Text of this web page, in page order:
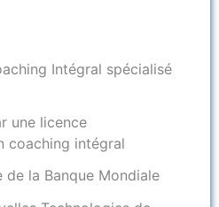
Intégral spécialisé
une licence
coaching intégral
de la Banque Mondiale